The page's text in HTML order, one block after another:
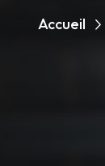
Accueil